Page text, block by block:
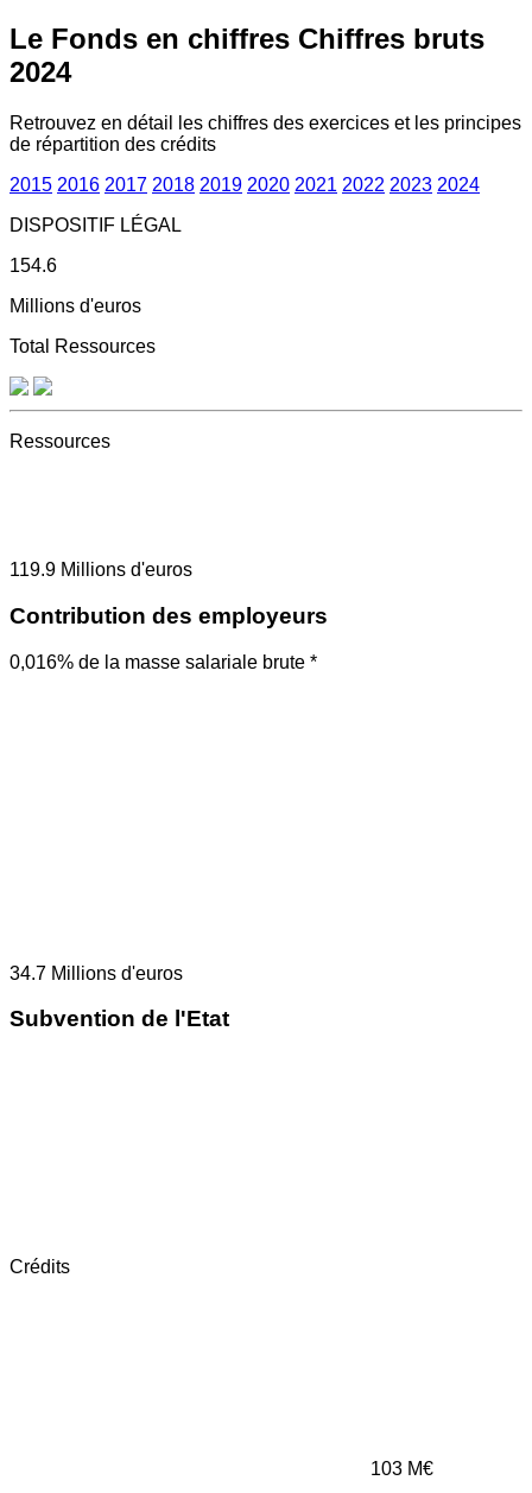
Le Fonds en chiffres Chiffres bruts
2024
Retrouvez en détail les chiffres des exercices et les principes
de répartition des crédits
2015 2016 2017 2018 2019 2020 2021 2022 2023 2024
DISPOSITIF LÉGAL
154.6
Millions d'euros
Total Ressources
Ressources
119.9 Millions d'euros
Contribution des employeurs
0,016% de la masse salariale brute *
34.7 Millions d'euros
Subvention de l'Etat
Crédits
103 M€